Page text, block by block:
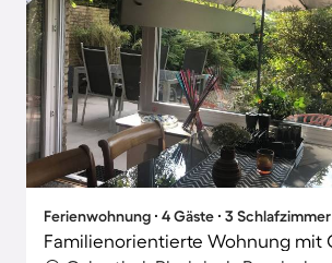
Ferienwohnung ∙ 4 Gäste ∙ 3 Schlafzimmer